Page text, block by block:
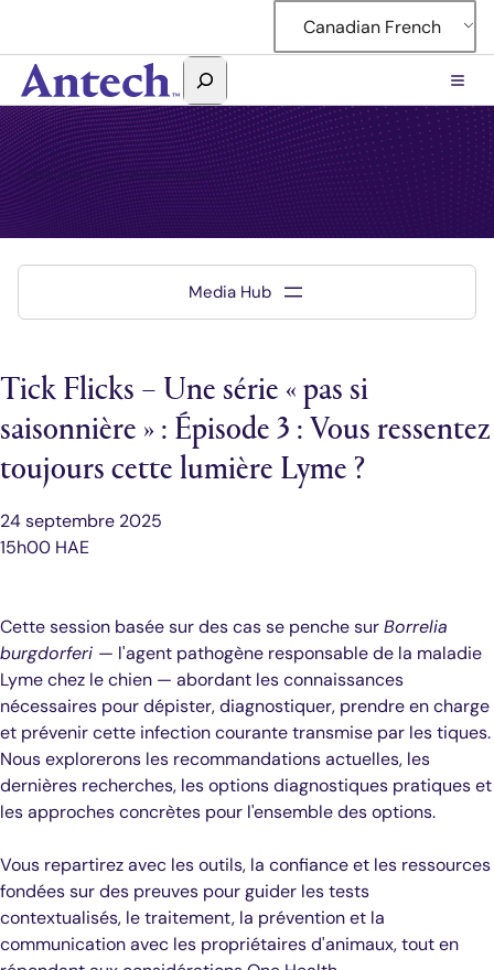
Canadian French
Rechercher
Antech
Laboratoire de connaissances
Tick Flicks – Une série « pas si
saisonnière » : Épisode 3 : Vous ressentez
toujours cette lumière Lyme ?
24 septembre 2025
15h00 HAE
Cette session basée sur des cas se penche surBorrelia
burgdorferi — l'agent pathogène responsable de la maladie
Lyme chez le chien — abordant les connaissances
nécessaires pour dépister, diagnostiquer, prendre en charge
et prévenir cette infection courante transmise par les tiques.
Nous explorerons les recommandations actuelles, les
dernières recherches, les options diagnostiques pratiques et
les approches concrètes pour l'ensemble des options.
Vous repartirez avec les outils, la confiance et les ressources
fondées sur des preuves pour guider les tests
contextualisés, le traitement, la prévention et la
communication avec les propriétaires d'animaux, tout en